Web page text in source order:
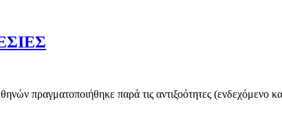
πραγματοποιήθηκε παρά τις αντιξοότητες (ενδεχόμενο